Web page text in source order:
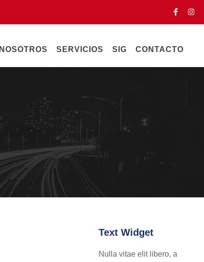
NOSOTROS SERVICIOS SIG CONTACTO
Text Widget
Nulla vitae elit libero, a